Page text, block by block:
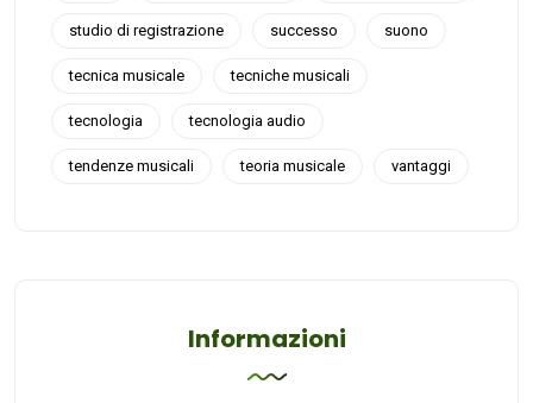
studio di registrazione successo suono
tecnica musicale tecniche musicali
tecnologia tecnologia audio
tendenze musicali teoria musicale vantaggi
Informazioni